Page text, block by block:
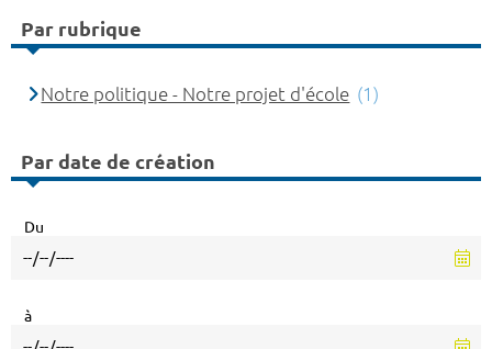
Par rubrique
Notre politique - Notre projet d'école (1)
Par date de création
Du
à